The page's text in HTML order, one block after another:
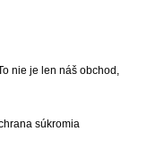
nie je len náš obchod,
súkromia